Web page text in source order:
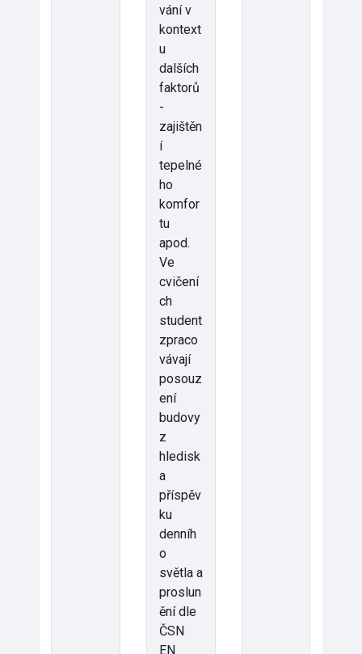
vání v
kontext
u
dalších
faktorů
-
zajištěn
í
tepelné
ho
komfor
tu
apod.
Ve
cvičení
ch
student
zpraco
vávají
posouz
ení
budovy
z
hledisk
a
příspěv
ku
denníh
o
světla a
proslun
ění dle
ČSN
EN